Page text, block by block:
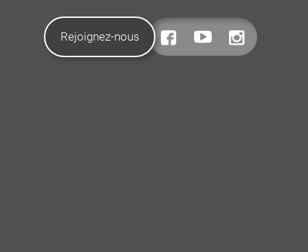
Rejoignez-nous